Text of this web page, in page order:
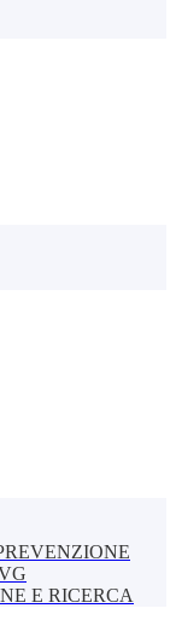
E RICERCA